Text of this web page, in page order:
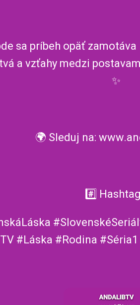
sa príbeh opäť
a vzťahy medzi
✨
🌍 Sleduj na:
#️⃣
#Láska #Rodina